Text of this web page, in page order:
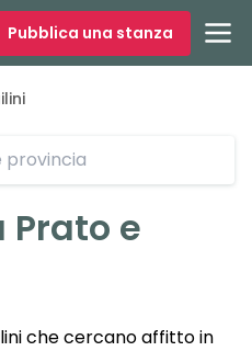
Pubblica una stanza
Prato e
che cercano affitto in